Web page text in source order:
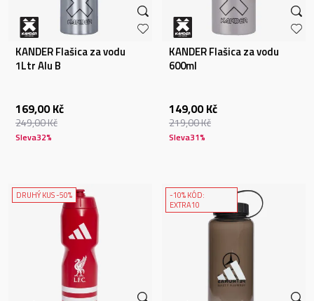
KANDER Flašica za vodu
1Ltr Alu B
169,00 Kč
249,00Kč
Sleva32%
KANDER Flašica za vodu
600ml
149,00 Kč
219,00Kč
Sleva31%
DRUHÝ KUS -50%
-10% KÓD:
EXTRA10